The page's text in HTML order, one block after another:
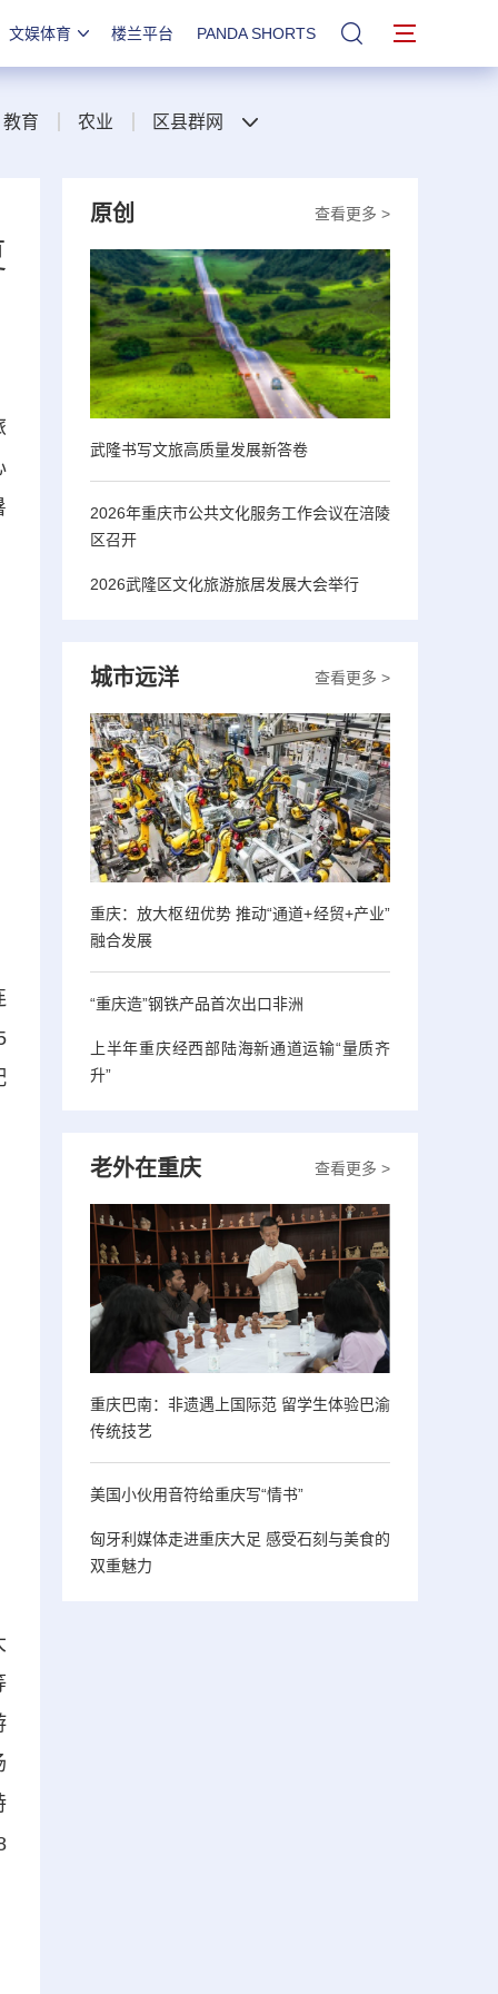
文娱体育 楼兰平台 PANDA SHORTS 站内搜索
教育 农业 区县群网
查看更多 >
原创
武隆书写文旅高质量发展新答卷
2026年重庆市公共文化服务工作会议在涪陵
区召开
2026武隆区文化旅游旅居发展大会举行
查看更多 >
城市远洋
重庆：放大枢纽优势 推动“通道+经贸+产业”
融合发展
“重庆造”钢铁产品首次出口非洲
上半年重庆经西部陆海新通道运输“量质齐
升”
查看更多 >
老外在重庆
重庆巴南：非遗遇上国际范 留学生体验巴渝
传统技艺
美国小伙用音符给重庆写“情书”
匈牙利媒体走进重庆大足 感受石刻与美食的
双重魅力